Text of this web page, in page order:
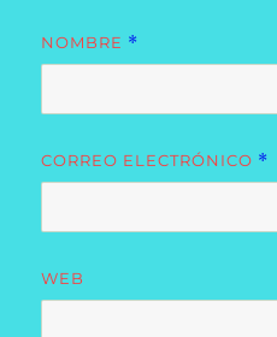
NOMBRE *
CORREO ELECTRÓNICO *
WEB